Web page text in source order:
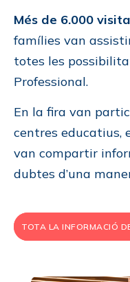
Més de 6.000
famílies van
totes les
Professional.
En la fira van
centres educatius,
van compartir
dubtes d’una
TOTA LA INFORMACIÓ